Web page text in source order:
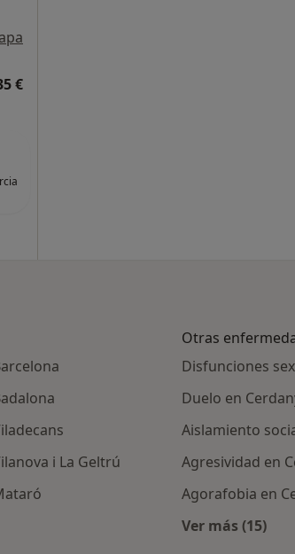
€
i La Geltrú
Otras
Disfunciones
Duelo en
Aislamiento
Agresividad en
Agorafobia en
Ver más (15)